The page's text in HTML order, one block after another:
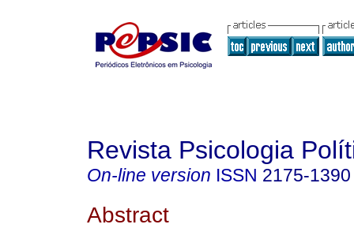
Revista Psicologia
On-line version ISSN 2175-1390
Abstract